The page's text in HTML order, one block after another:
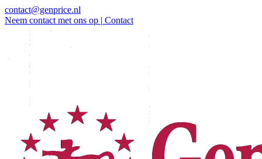
contact@genprice.nl
Neem contact met ons op | Contact